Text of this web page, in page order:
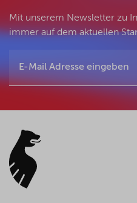
Mit unserem Newsletter zu
immer auf dem aktuellen